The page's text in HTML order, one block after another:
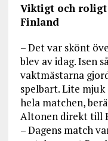
Viktigt och roligt
Finland
– Det var skönt
blev av idag. Isen
vaktmästarna
spelbart. Lite mjuk
hela matchen,
Altonen direkt till
– Dagens match